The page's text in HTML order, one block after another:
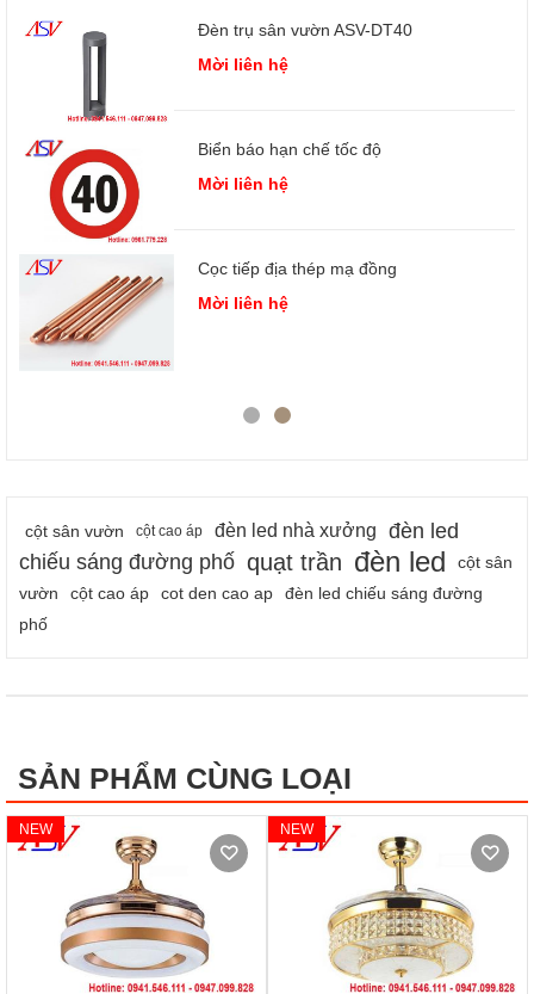
Đèn trụ sân vườn ASV-DT40
Mời liên hệ
Biển báo hạn chế tốc độ
Mời liên hệ
Cọc tiếp địa thép mạ đồng
Mời liên hệ
cột sân vườn cột cao áp đèn led nhà xưởng
đèn led
chiếu sáng đường phố quạt trần đèn led
cột sân
vườn
cột cao áp cot den cao ap
đèn led chiếu sáng đường
phố
SẢN PHẨM CÙNG LOẠI
NEW NEW